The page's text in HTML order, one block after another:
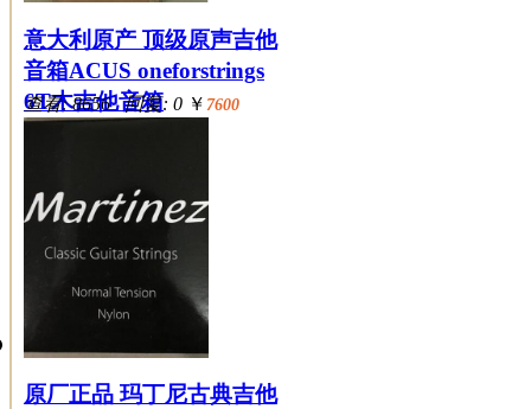
意大利原产 顶级原声吉他
音箱ACUS oneforstrings
6T木吉他音箱
查看: 8656 回复: 0 ￥ 7600
原厂正品 玛丁尼古典吉他